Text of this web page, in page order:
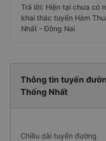
Trả lời: Hiện tại chưa có
khai thác tuyến Hàm
Nhất - Đồng Nai
Thông tin tuyến
Thống Nhất
Chiều dài tuyến đường